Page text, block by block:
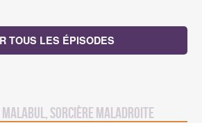
TOUS LES ÉPISODES
Malabul, sorcière maladroite